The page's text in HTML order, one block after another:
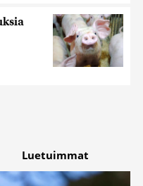
Luetuimmat